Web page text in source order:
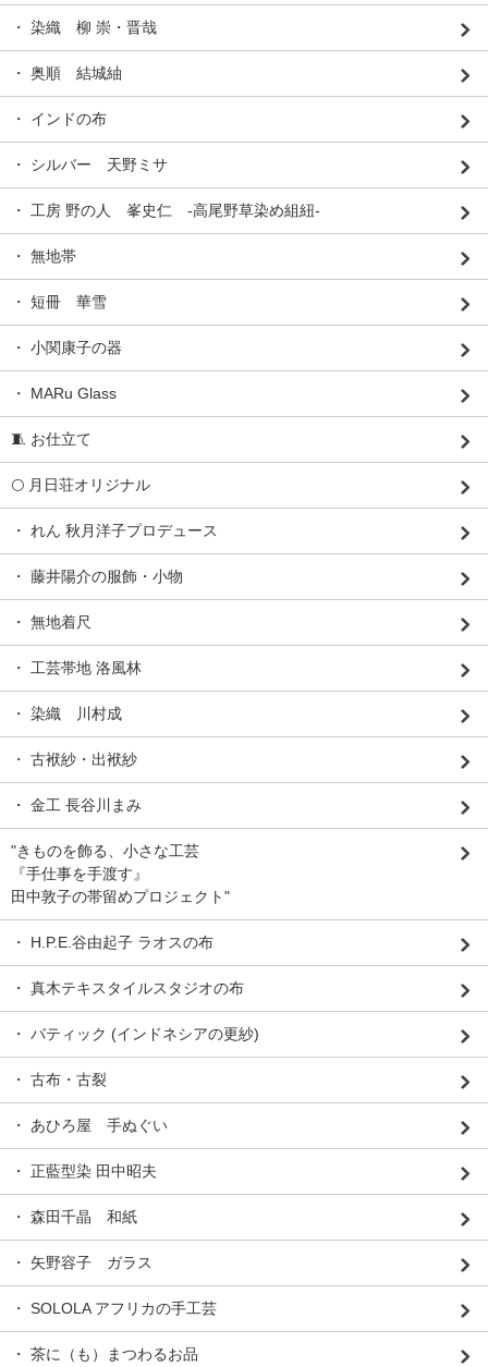
・ 染織 柳 崇・晋哉
・ 奥順 結城紬
・ インドの布
・ シルバー 天野ミサ
・ 工房 野の人 峯史仁 -高尾野草染め組紐-
・ 無地帯
・ 短冊 華雪
・ 小関康子の器
・ MARu Glass
🧵 お仕立て
🌕 月日荘オリジナル
・ れん 秋月洋子プロデュース
・ 藤井陽介の服飾・小物
・ 無地着尺
・ 工芸帯地 洛風林
・ 染織 川村成
・ 古袱紗・出袱紗
・ 金工 長谷川まみ
"きものを飾る、小さな工芸
『手仕事を手渡す』
田中敦子の帯留めプロジェクト"
・ H.P.E.谷由起子 ラオスの布
・ 真木テキスタイルスタジオの布
・ バティック (インドネシアの更紗)
・ 古布・古裂
・ あひろ屋 手ぬぐい
・ 正藍型染 田中昭夫
・ 森田千晶 和紙
・ 矢野容子 ガラス
・ SOLOLA アフリカの手工芸
・ 茶に（も）まつわるお品